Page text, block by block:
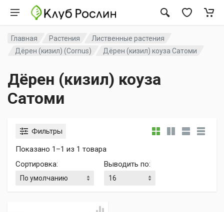
Главная Растения
Лиственные растения
Дёрен (кизил) (Cornus)
Дёрен (кизил) коуза Сатоми
Дёрен (кизил) коуза
Сатоми
Фильтры
Показано 1–1 из 1 товара
Сортировка: Выводить по: